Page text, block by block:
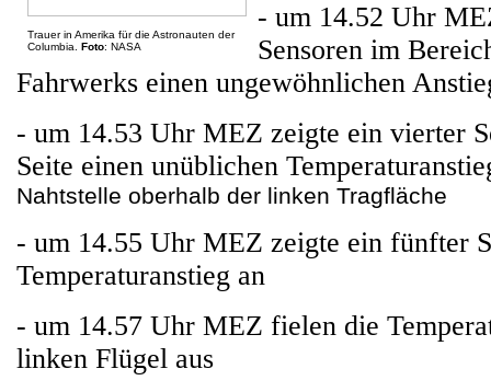
Trauer in Amerika für die Astronauten der
Columbia. Foto: NASA
- um 14.52 Uhr
Sensoren im
Fahrwerks einen ungewöhnlichen
- um 14.53 Uhr MEZ zeigte ein vierter
Seite einen unüblichen
Nahtstelle oberhalb der linken Tragfläche
- um 14.55 Uhr MEZ zeigte ein fünfter
Temperaturanstieg an
- um 14.57 Uhr MEZ fielen die
linken Flügel aus